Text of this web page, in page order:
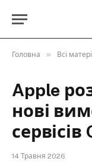
Головна » Всі
Apple
нові
сервісів
14 Травня 2026